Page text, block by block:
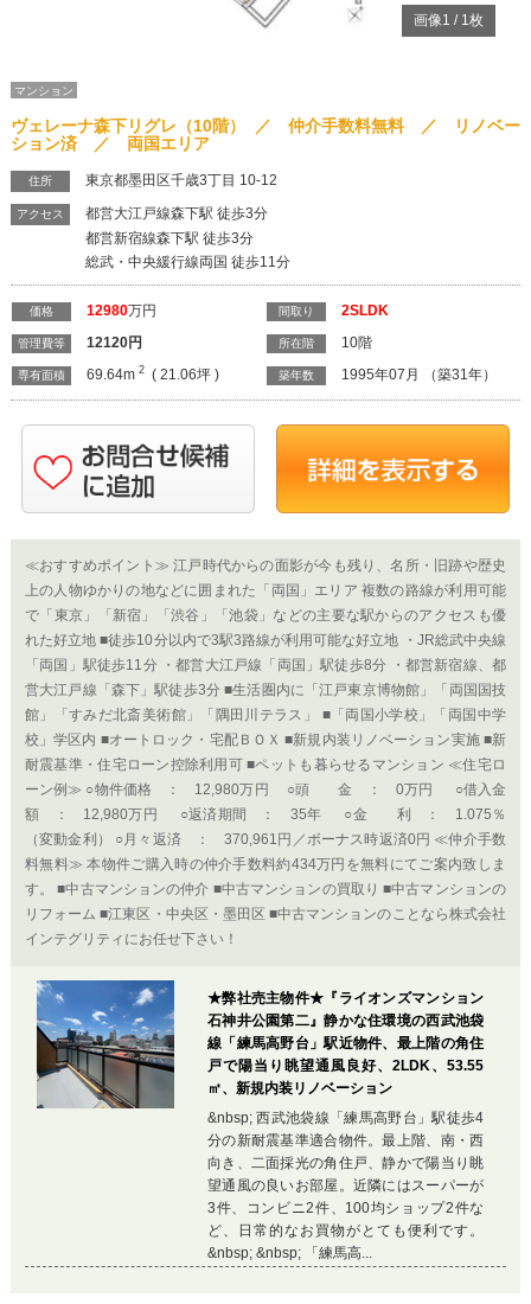
画像1 / 1 枚
マンション
ヴェレーナ森下リグレ（10階） ／ 仲介手数料無料 ／ リノベー
ション済 ／ 両国エリア
住所 東京都墨田区千歳3丁目 10-12
アクセス
都営大江戸線森下駅 徒歩3分
都営新宿線森下駅 徒歩3分
総武・中央緩行線両国 徒歩11分
価格 12980万円
管理費等 12120円
専有面積 69.64m2 ( 21.06坪 )
間取り 2SLDK
所在階 10階
築年数 1995年07月 （築31年）
≪おすすめポイント≫ 江戸時代からの面影が今も残り、名所・旧跡や歴史
上の人物ゆかりの地などに囲まれた「両国」エリア 複数の路線が利用可能
で「東京」「新宿」「渋谷」「池袋」などの主要な駅からのアクセスも優
れた好立地 ■徒歩10分以内で3駅3路線が利用可能な好立地 ・JR総武中央線
「両国」駅徒歩11分 ・都営大江戸線「両国」駅徒歩8分 ・都営新宿線、都
営大江戸線「森下」駅徒歩3分 ■生活圏内に「江戸東京博物館」「両国国技
館」「すみだ北斎美術館」「隅田川テラス」 ■「両国小学校」「両国中学
校」学区内 ■オートロック・宅配ＢＯＸ ■新規内装リノベーション実施 ■新
耐震基準・住宅ローン控除利用可 ■ペットも暮らせるマンション ≪住宅ロ
ーン例≫ ○物件価格 ： 12,980万円 ○頭 金 ： 0万円 ○借入金
額 ： 12,980万円 ○返済期間 ： 35年 ○金 利 ： 1.075％
（変動金利） ○月々返済 ： 370,961円／ボーナス時返済0円 ≪仲介手数
料無料≫ 本物件ご購入時の仲介手数料約434万円を無料にてご案内致しま
す。 ■中古マンションの仲介 ■中古マンションの買取り ■中古マンションの
リフォーム ■江東区・中央区・墨田区 ■中古マンションのことなら株式会社
インテグリティにお任せ下さい！
★弊社売主物件★『ライオンズマンション
石神井公園第二』静かな住環境の西武池袋
線「練馬高野台」駅近物件、最上階の角住
戸で陽当り眺望通風良好、2LDK、53.55
㎡、新規内装リノベーション
&nbsp; 西武池袋線「練馬高野台」駅徒歩4
分の新耐震基準適合物件。最上階、南・西
向き、二面採光の角住戸、静かで陽当り眺
望通風の良いお部屋。近隣にはスーパーが
3件、コンビニ2件、100均ショップ2件な
ど、日常的なお買物がとても便利です。
&nbsp; &nbsp; 「練馬高...